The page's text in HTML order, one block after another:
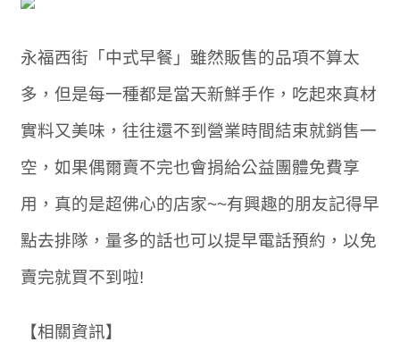
永福西街「中式早餐」雖然販售的品項不算太
多，但是每一種都是當天新鮮手作，吃起來真材
實料又美味，往往還不到營業時間結束就銷售一
空，如果偶爾賣不完也會捐給公益團體免費享
用，真的是超佛心的店家~~有興趣的朋友記得早
點去排隊，量多的話也可以提早電話預約，以免
賣完就買不到啦!
【相關資訊】